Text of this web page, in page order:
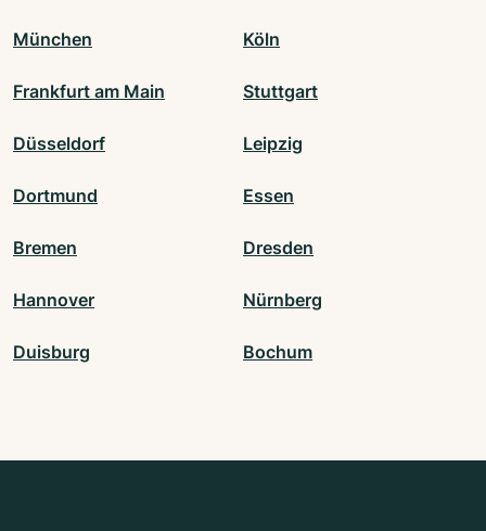
München Köln
Frankfurt am Main Stuttgart
Düsseldorf Leipzig
Dortmund Essen
Bremen Dresden
Hannover Nürnberg
Duisburg Bochum